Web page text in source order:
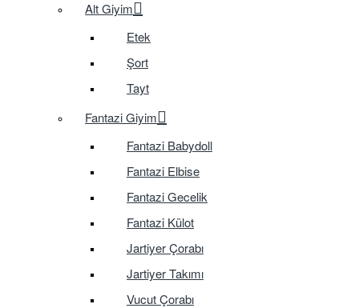
Alt Giyim
Etek
Şort
Tayt
Fantazi Giyim
Fantazi Babydoll
Fantazi Elbise
Fantazi Gecelik
Fantazi Külot
Jartiyer Çorabı
Jartiyer Takımı
Vucut Çorabı